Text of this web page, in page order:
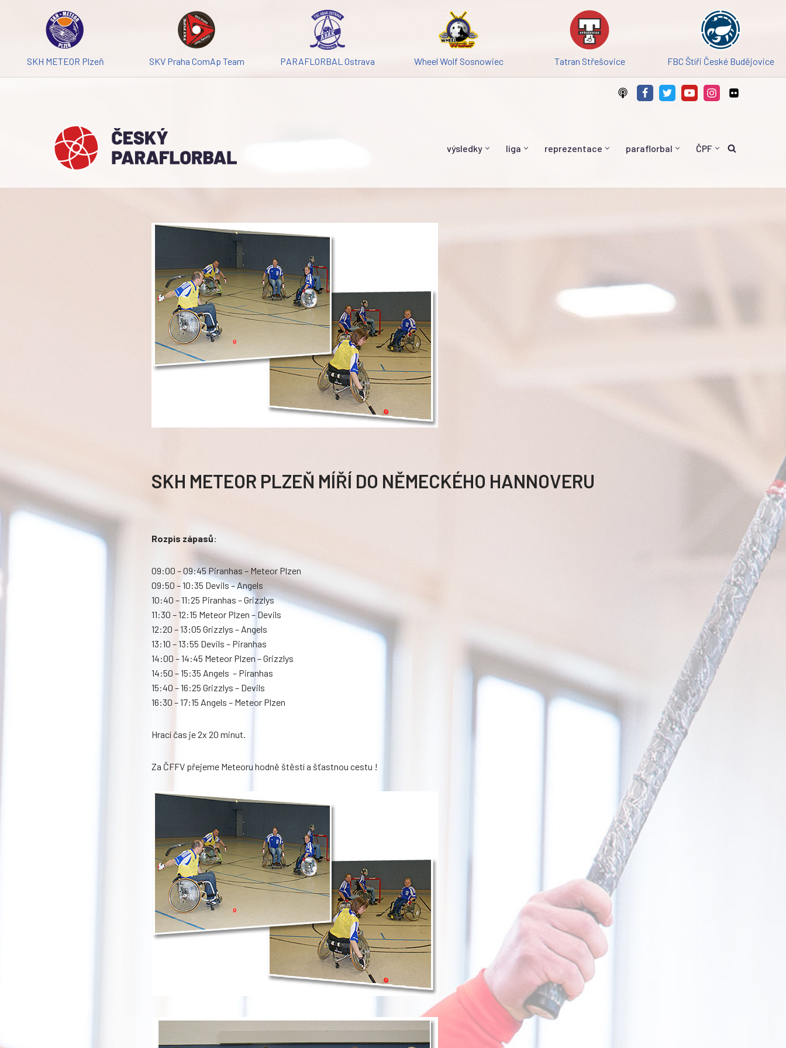
SKH METEOR Plzeň SKV Praha ComAp Team PARAFLORBAL Ostrava Wheel Wolf Sosnowiec Tatran Střešovice FBC Štíři České Budějovice
Přeskočit
obsah
výsledky liga reprezentace paraflorbal ČPF
SKH METEOR PLZEŇ MÍŘÍ DO NĚMECKÉHO HANNOVERU
Rozpis zápasů:
09:00 – 09:45 Piranhas – Meteor Plzen
09:50 – 10:35 Devils – Angels
10:40 – 11:25 Piranhas – Grizzlys
11:30 – 12:15 Meteor Plzen – Devils
12:20 – 13:05 Grizzlys – Angels
13:10 – 13:55 Devils – Piranhas
14:00 – 14:45 Meteor Plzen – Grizzlys
14:50 – 15:35 Angels – Piranhas
15:40 – 16:25 Grizzlys – Devils
16:30 – 17:15 Angels – Meteor Plzen
Hrací čas je 2x 20 minut.
Za ČFFV přejeme Meteoru hodně štěstí a šťastnou cestu !